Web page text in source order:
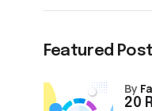
Featured
20
by